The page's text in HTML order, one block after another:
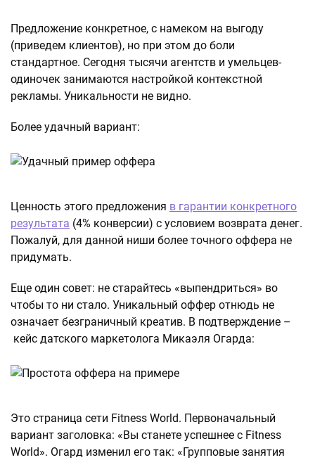
Предложение конкретное, с намеком на выгоду
(приведем клиентов), но при этом до боли
стандартное. Сегодня тысячи агентств и умельцев-
одиночек занимаются настройкой контекстной
рекламы. Уникальности не видно.
Более удачный вариант:
Ценность этого предложения в гарантии конкретного
результата (4% конверсии) с условием возврата денег.
Пожалуй, для данной ниши более точного оффера не
придумать.
Еще один совет: не старайтесь «выпендриться» во
чтобы то ни стало. Уникальный оффер отнюдь не
означает безграничный креатив. В подтверждение –
кейс датского маркетолога Микаэля Огарда:
Это страница сети Fitness World. Первоначальный
вариант заголовка: «Вы станете успешнее с Fitness
World». Огард изменил его так: «Групповые занятия